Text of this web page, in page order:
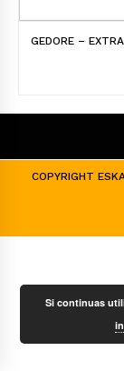
GEDORE –
COPYRIGHT
Si continuas